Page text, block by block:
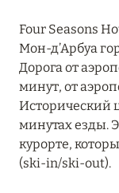
Écrin Blanc
Experimental
Four Seasons
Grand Hôtel
Four Seasons
Мон-д’Арбуа
Дорога от
минут, от
Исторический
минутах езды.
курорте,
(ski-in/ski-out).